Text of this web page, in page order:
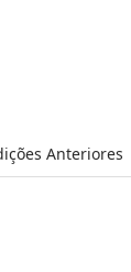
Anteriores